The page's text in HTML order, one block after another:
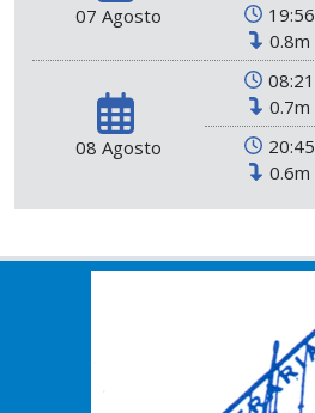
07 Agosto
19:56
0.8m
08 Agosto
08:21
0.7m
20:45
0.6m